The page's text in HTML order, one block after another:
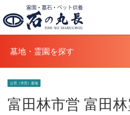
墓地・霊園を探す
公営（市営）墓地
富田林市営 富田林